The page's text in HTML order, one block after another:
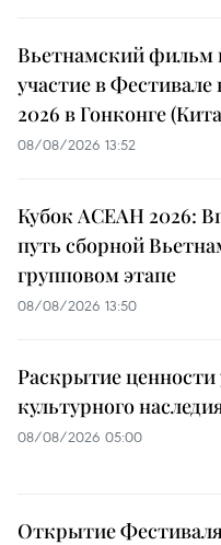
Вьетнамский фильм
участие в
2026 в Гонконге
08/08/2026 13:52
Кубок АСЕАН 2026:
путь сборной
групповом этапе
08/08/2026 13:50
Раскрытие ценности
культурного
08/08/2026 05:00
Открытие